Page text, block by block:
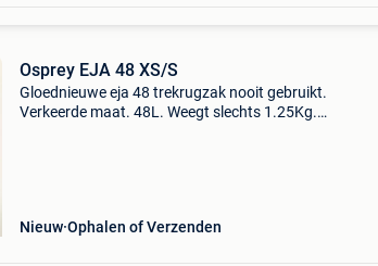
Osprey EJA 48 XS/S
Gloednieuwe eja 48 trekrugzak nooit gebruikt.
Verkeerde maat. 48L. Weegt slechts 1.25Kg.
Nieuw Ophalen of Verzenden